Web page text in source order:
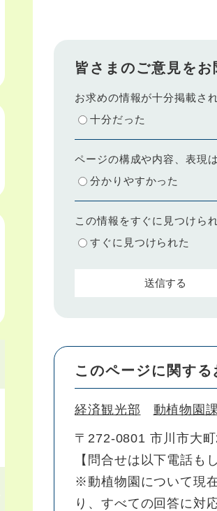
皆さまのご意見を
お求めの情報が十分掲載さ
十分だった
ページの構成や内容、表現
分かりやすかった
この情報をすぐに見つけら
すぐに見つけられた
このページに関す
経済観光部 動植物園課
〒272-0801 市川市大
【問合せは以下電話も
※動植物園について現
り、すべての回答に対